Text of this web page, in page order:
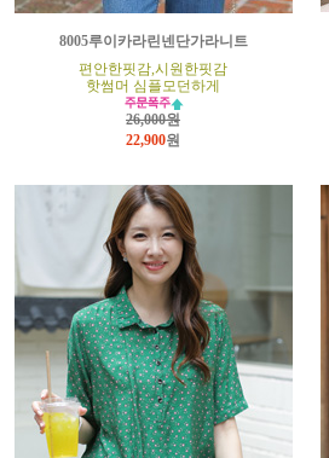
8005루이카라린넨단가라니트
편안한핏감,시원한핏감
핫썸머 심플모던하게
26,000원
22,900원